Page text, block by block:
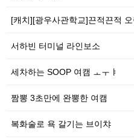
[캐치][광우사관학교]끈적끈적
서하빈 터미널 라인보소
세차하는 SOOP 여캠 ㅗㅜㅑ
짬뽕 3초만에 완뽕한 여캠
복화술로 욕 갈기는 브이챠